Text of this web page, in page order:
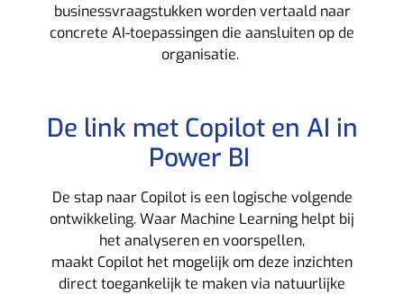
businessvraagstukken worden vertaald naar
concrete AI-toepassingen die aansluiten op de
organisatie.
De link met Copilot en AI in
Power BI
De stap naar Copilot is een logische volgende
ontwikkeling. Waar Machine Learning helpt bij
het analyseren en voorspellen,
maakt Copilot het mogelijk om deze inzichten
direct toegankelijk te maken via natuurlijke